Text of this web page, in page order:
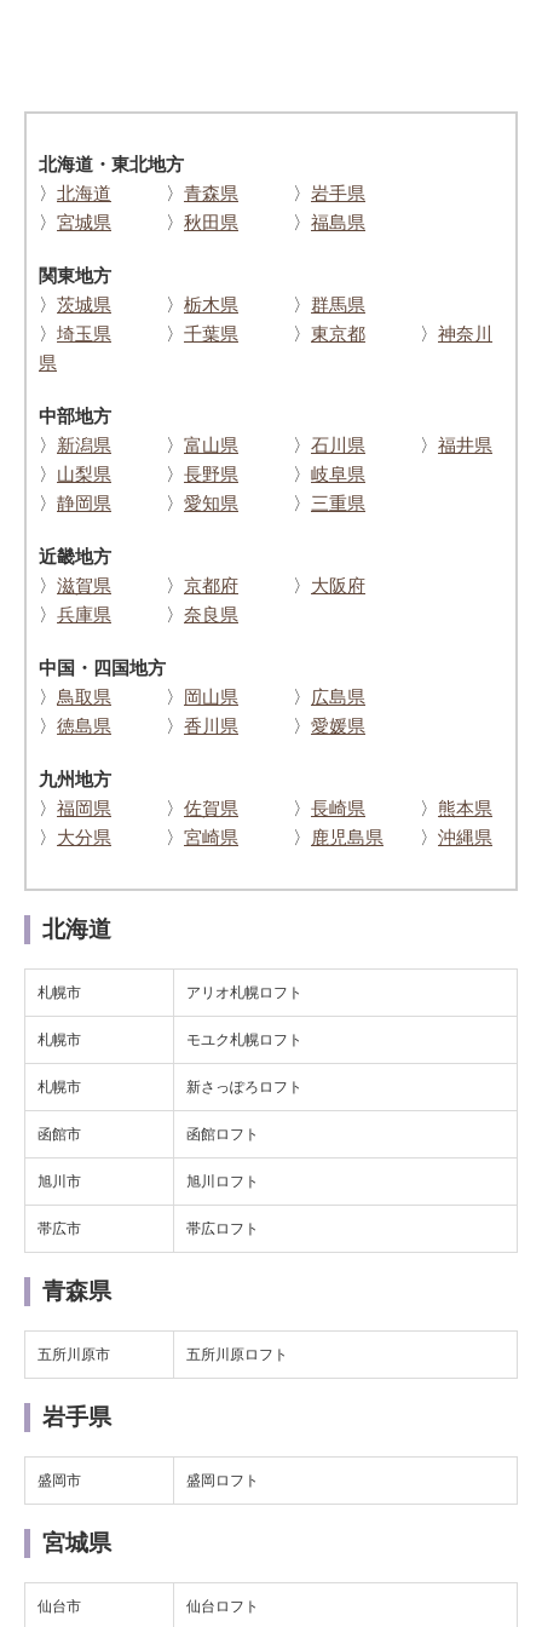
北海道・東北地方
〉 北海道 〉 青森県 〉 岩手県
〉 宮城県 〉 秋田県 〉 福島県
関東地方
〉 茨城県 〉 栃木県 〉 群馬県
〉 埼玉県 〉 千葉県 〉 東京都 〉 神奈川
県
中部地方
〉 新潟県 〉 富山県 〉 石川県 〉 福井県
〉 山梨県 〉 長野県 〉 岐阜県
〉 静岡県 〉 愛知県 〉 三重県
近畿地方
〉 滋賀県 〉 京都府 〉 大阪府
〉 兵庫県 〉 奈良県
中国・四国地方
〉 鳥取県 〉 岡山県 〉 広島県
〉 徳島県 〉 香川県 〉 愛媛県
九州地方
〉 福岡県 〉 佐賀県 〉 長崎県 〉 熊本県
〉 大分県 〉 宮崎県 〉 鹿児島県 〉 沖縄県
北海道
札幌市 アリオ札幌ロフト
札幌市 モユク札幌ロフト
札幌市 新さっぽろロフト
函館市 函館ロフト
旭川市 旭川ロフト
帯広市 帯広ロフト
青森県
五所川原市 五所川原ロフト
岩手県
盛岡市 盛岡ロフト
宮城県
仙台市 仙台ロフト